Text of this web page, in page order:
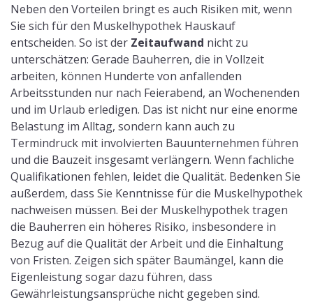
Neben den Vorteilen bringt es auch Risiken mit, wenn
Sie sich für den Muskelhypothek Hauskauf
entscheiden. So ist der Zeitaufwand nicht zu
unterschätzen: Gerade Bauherren, die in Vollzeit
arbeiten, können Hunderte von anfallenden
Arbeitsstunden nur nach Feierabend, an Wochenenden
und im Urlaub erledigen. Das ist nicht nur eine enorme
Belastung im Alltag, sondern kann auch zu
Termindruck mit involvierten Bauunternehmen führen
und die Bauzeit insgesamt verlängern. Wenn fachliche
Qualifikationen fehlen, leidet die Qualität. Bedenken Sie
außerdem, dass Sie Kenntnisse für die Muskelhypothek
nachweisen müssen. Bei der Muskelhypothek tragen
die Bauherren ein höheres Risiko, insbesondere in
Bezug auf die Qualität der Arbeit und die Einhaltung
von Fristen. Zeigen sich später Baumängel, kann die
Eigenleistung sogar dazu führen, dass
Gewährleistungsansprüche nicht gegeben sind.